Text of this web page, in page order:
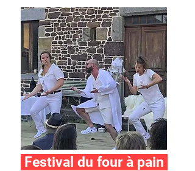
Festival du four à pain